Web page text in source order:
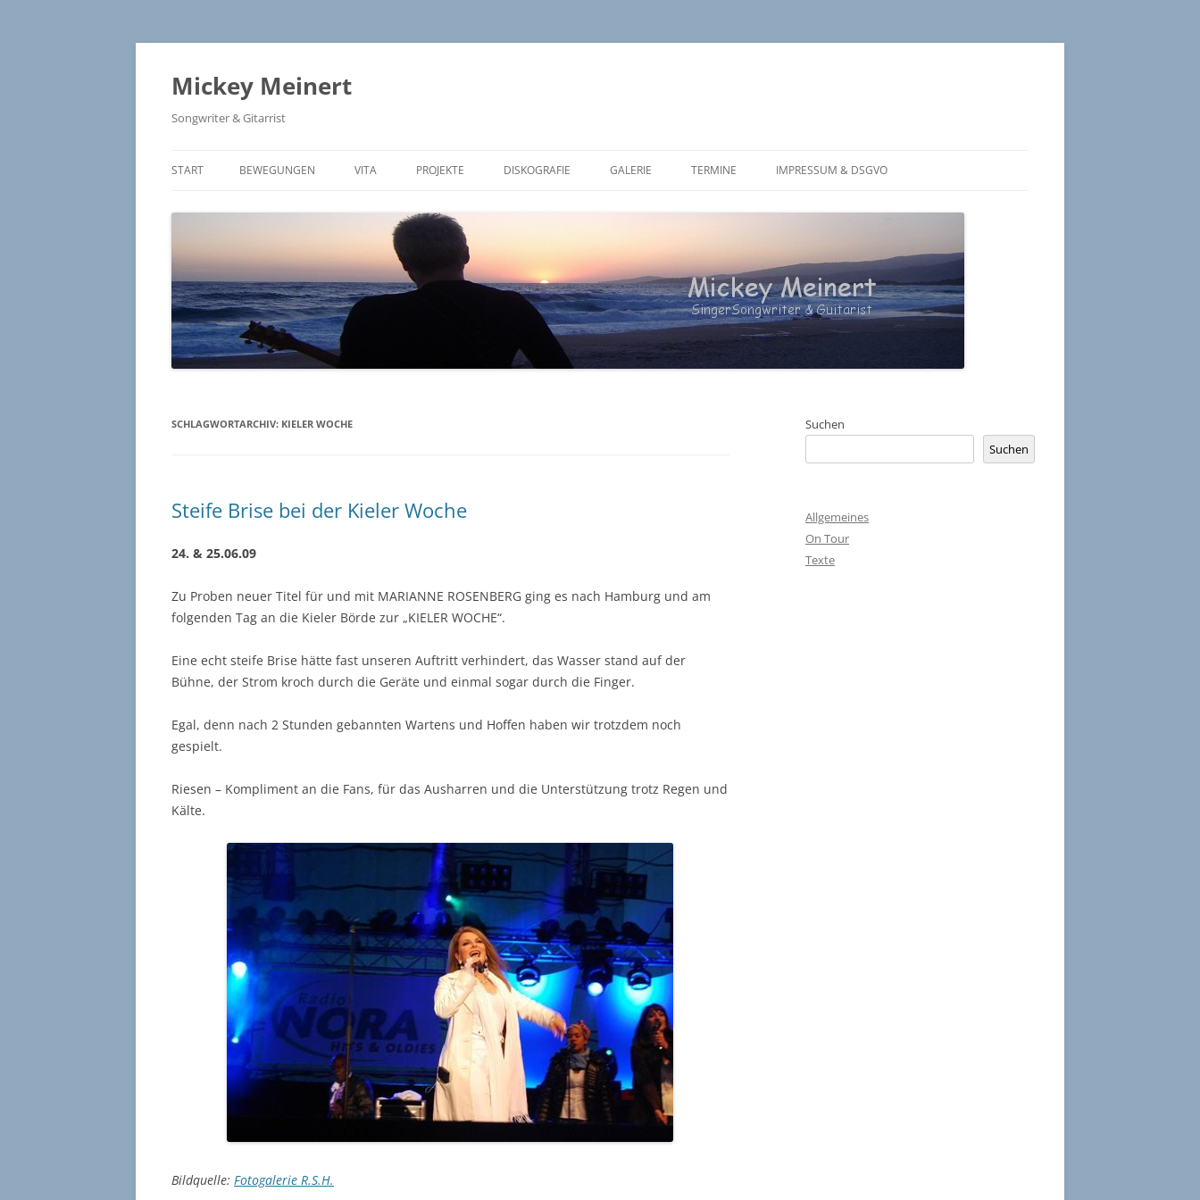
Zum
springen
Mickey Meinert
Songwriter & Gitarrist
START BEWEGUNGEN VITA PROJEKTE DISKOGRAFIE GALERIE TERMINE IMPRESSUM & DSGVO
SCHLAGWORTARCHIV: KIELER WOCHE
Steife Brise bei der Kieler Woche
24. & 25.06.09
Zu Proben neuer Titel für und mit MARIANNE ROSENBERG ging es nach Hamburg und am
folgenden Tag an die Kieler Börde zur „KIELER WOCHE“.
Eine echt steife Brise hätte fast unseren Auftritt verhindert, das Wasser stand auf der
Bühne, der Strom kroch durch die Geräte und einmal sogar durch die Finger.
Egal, denn nach 2 Stunden gebannten Wartens und Hoffen haben wir trotzdem noch
gespielt.
Riesen – Kompliment an die Fans, für das Ausharren und die Unterstützung trotz Regen und
Kälte.
Bildquelle: Fotogalerie R.S.H.
Suchen
Suchen
Allgemeines
On Tour
Texte